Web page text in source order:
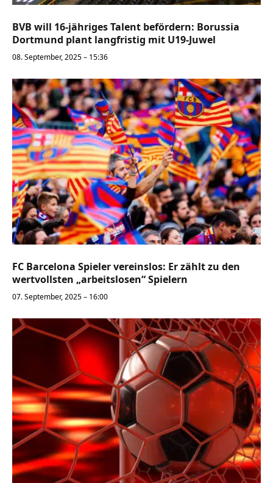
BVB will 16-jähriges Talent befördern: Borussia
Dortmund plant langfristig mit U19-Juwel
08. September, 2025 – 15:36
FC Barcelona Spieler vereinslos: Er zählt zu den
wertvollsten „arbeitslosen“ Spielern
07. September, 2025 – 16:00